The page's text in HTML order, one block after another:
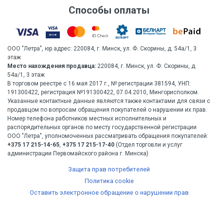
Способы оплаты
ООО "Летра", юр.адрес: 220084, г. Минск, ул. Ф. Скорины, д. 54а/1, 3
этаж
Место нахождения продавца: 220084, г. Минск, ул. Ф. Скорины, д.
54а/1, 3 этаж
В торговом реестре с 16 мая 2017 г., № регистрации 381594, УНП:
191300422, регистрация №191300422, 07.04.2010, Мингорисполком.
Указанные контактные данные являются также контактами для связи с
продавцом по вопросам обращения покупателей о нарушении их прав.
Номер телефона работников местных исполнительных и
распорядительных органов по месту государственной регистрации
ООО "Летра", уполномоченных рассматривать обращения покупателей:
+375 17 215-14-65, +375 17 215-17-40 (Отдел торговли и услуг
администрации Первомайского района г. Минска)
Защита прав потребителей
Политика cookie
Оставить электронное обращение о нарушении прав